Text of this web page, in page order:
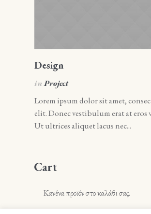
Design
inProject
Lorem ipsum dolor sit amet,
elit. Donec vestibulum erat at eros
Ut ultrices aliquet lacus nec...
Cart
Κανένα προϊόν στο καλάθι σας.